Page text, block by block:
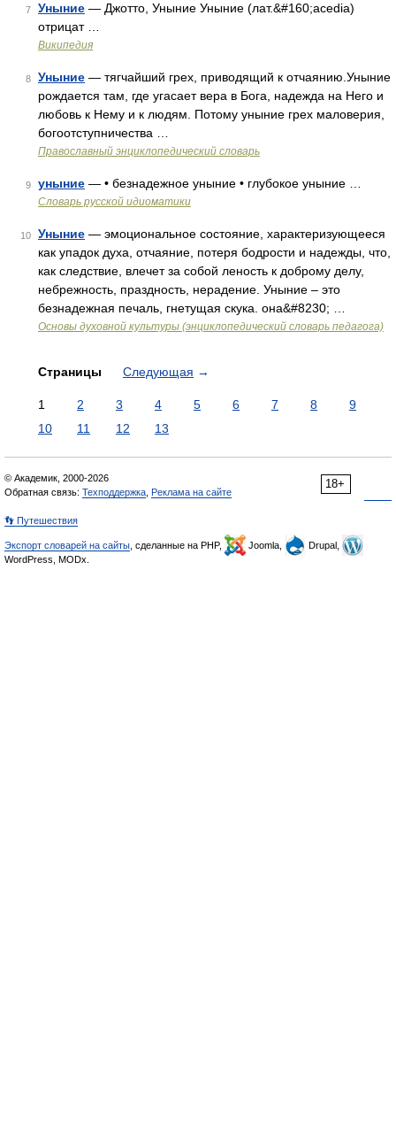
7 Уныние — Джотто, Уныние Уныние (лат.&#160;acedia)
отрицат …
Википедия
8 Уныние — тягчайший грех, приводящий к отчаянию.Уныние
рождается там, где угасает вера в Бога, надежда на Него и
любовь к Нему и к людям. Потому уныние грех маловерия,
богоотступничества …
Православный энциклопедический словарь
9 уныние — • безнадежное уныние • глубокое уныние …
Словарь русской идиоматики
10 Уныние — эмоциональное состояние, характеризующееся
как упадок духа, отчаяние, потеря бодрости и надежды, что,
как следствие, влечет за собой леность к доброму делу,
небрежность, праздность, нерадение. Уныние – это
безнадежная печаль, гнетущая скука. она&#8230; …
Основы духовной культуры (энциклопедический словарь педагога)
Страницы Следующая →
1 2 3 4 5 6 7 8
9
10
11 12 13
18+
© Академик, 2000-2026
Обратная связь: Техподдержка Реклама на сайте
👣 Путешествия
Экспорт словарей на сайты , сделанные на PHP, Joomla,
Drupal,
WordPress, MODx.